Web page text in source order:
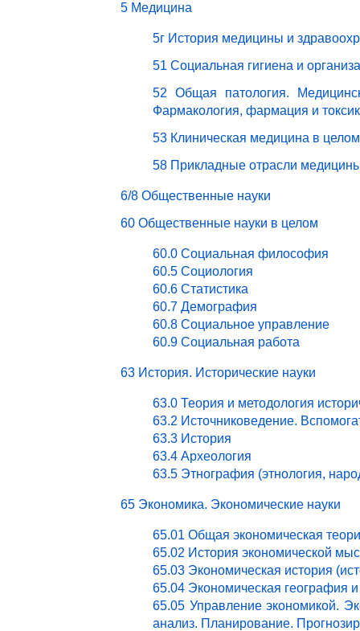
5 Медицина
5г История медицины и
51 Социальная гигиена и
52 Общая патология.
Фармакология, фармация и
53 Клиническая медицина в целом
58 Прикладные отрасли
6/8 Общественные науки
60 Общественные науки в целом
60.0 Социальная философия
60.5 Социология
60.6 Статистика
60.7 Демография
60.8 Социальное управление
60.9 Социальная работа
63 История. Исторические науки
63.0 Теория и методология
63.2 Источниковедение.
63.3 История
63.4 Археология
63.5 Этнография (этнология,
65 Экономика. Экономические науки
65.01 Общая экономическая
65.02 История экономической
65.03 Экономическая история
65.04 Экономическая география
65.05 Управление экономикой.
анализ. Планирование.